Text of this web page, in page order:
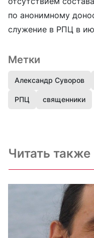
по анонимному
служение в РПЦ в
Метки
Александр Суворов
РПЦ священники
Читать также